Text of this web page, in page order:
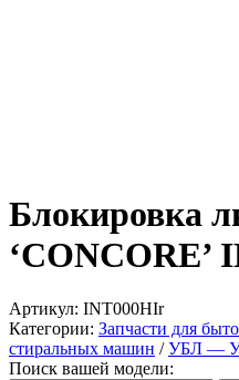
Блокировка
‘CONCORE’
Артикул: INT000HIr
Категории: Запчасти для
стиральных машин /УБЛ —
Поиск вашей модели: